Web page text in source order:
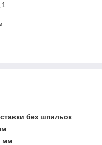
без шпильок
мм